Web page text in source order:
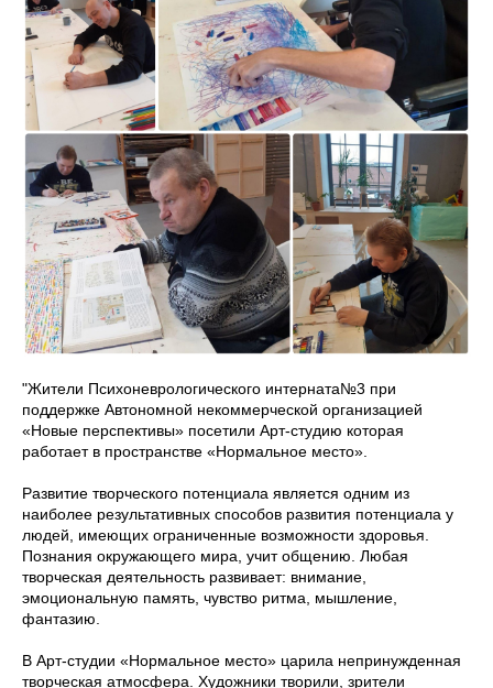
"Жители Психоневрологического интерната№3 при
поддержке Автономной некоммерческой организацией
«Новые перспективы» посетили Арт-студию которая
работает в пространстве «Нормальное место».
Развитие творческого потенциала является одним из
наиболее результативных способов развития потенциала у
людей, имеющих ограниченные возможности здоровья.
Познания окружающего мира, учит общению. Любая
творческая деятельность развивает: внимание,
эмоциональную память, чувство ритма, мышление,
фантазию.
В Арт-студии «Нормальное место» царила непринужденная
творческая атмосфера. Художники творили, зрители